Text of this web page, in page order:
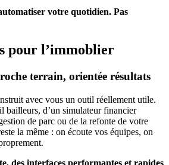
votre quotidien. Pas
pour l’immoblier
terrain, orientée résultats
avec vous un outil réellement utile.
bailleurs, d’un simulateur financier
de parc ou de la refonte de votre
la même : on écoute vos équipes, on
des interfaces performantes et rapides